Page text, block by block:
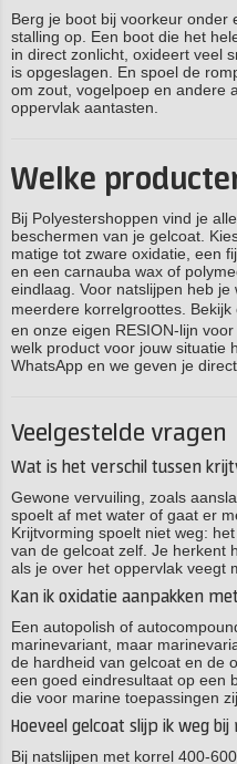
Berg je boot bij voorkeur onder
stalling op. Een boot die het
in direct zonlicht, oxideert veel
is opgeslagen. En spoel de
om zout, vogelpoep en andere
oppervlak aantasten.
Welke
Bij Polyestershoppen vind je
beschermen van je gelcoat.
matige tot zware oxidatie, een
en een carnauba wax of
eindlaag. Voor natslijpen heb
meerdere korrelgroottes.
en onze eigen RESION-lijn
welk product voor jouw situatie
WhatsApp en we geven je
Veelgestelde vragen
Wat is het verschil tussen
Gewone vervuiling, zoals
spoelt af met water of gaat er
Krijtvorming spoelt niet weg:
van de gelcoat zelf. Je herkent
als je over het oppervlak veegt
Kan ik oxidatie aanpakken
Een autopolish of
marinevariant, maar
de hardheid van gelcoat en de
een goed eindresultaat op een
die voor marine toepassingen
Hoeveel gelcoat slijp ik weg bij
Bij natslijpen met korrel 400-